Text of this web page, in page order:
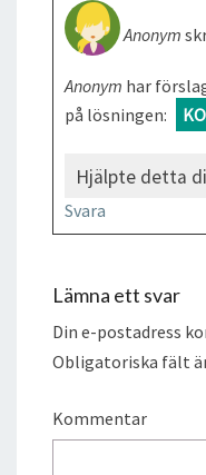
Anonym
Anonym har
på lösningen:
Hjälpte detta
Svara
Lämna ett svar
Din e-postadress
Obligatoriska fält
Kommentar